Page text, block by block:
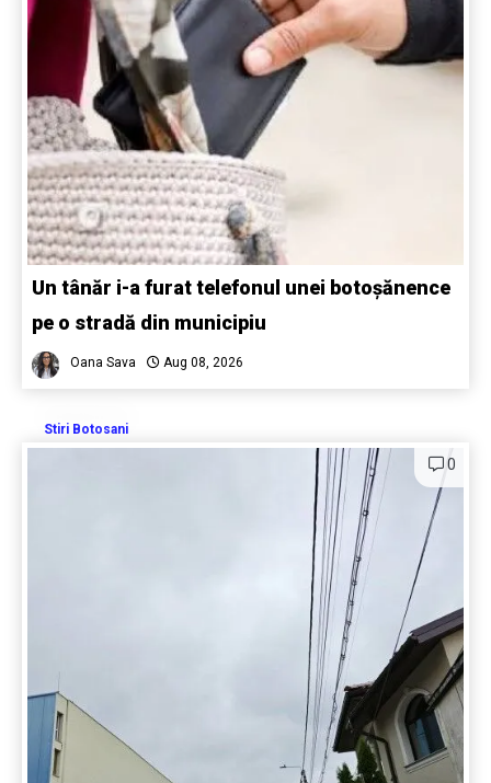
Un tânăr i-a furat telefonul unei botoșănence
pe o stradă din municipiu
Oana Sava Aug 08, 2026
Stiri Botosani
0